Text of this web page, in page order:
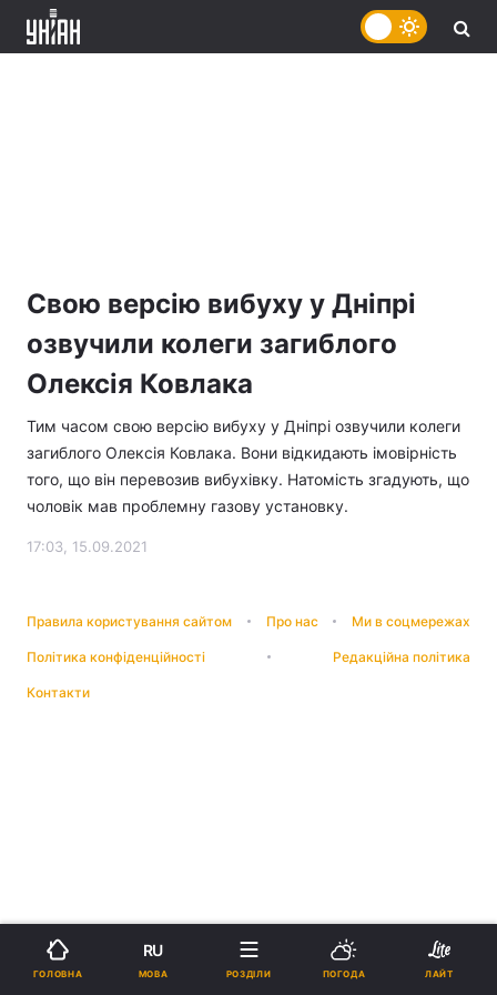
Свою версію вибуху у Дніпрі
озвучили колеги загиблого
Олексія Ковлака
Тим часом свою версію вибуху у Дніпрі озвучили колеги
загиблого Олексія Ковлака. Вони відкидають імовірність
того, що він перевозив вибухівку. Натомість згадують, що
чоловік мав проблемну газову установку.
17:03, 15.09.2021
Правила користування сайтом Про нас Ми в соцмережах
Політика конфіденційності Редакційна політика
Контакти
ГОЛОВНА
RU
МОВА РОЗДІЛИ ПОГОДА ЛАЙТ